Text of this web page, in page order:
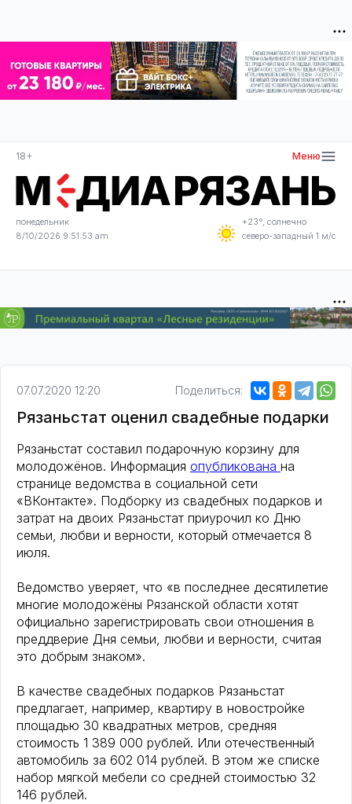
18+ Меню
понедельник
8/10/2026 9:51:53 am
+23°, солнечно
северо-западный 1 м/с
07.07.2020 12:20 Поделиться:
Рязаньстат оценил свадебные подарки
Рязаньстат составил подарочную корзину для
молодожёнов. Информация опубликована на
странице ведомства в социальной сети
«ВКонтакте». Подборку из свадебных подарков и
затрат на двоих Рязаньстат приурочил ко Дню
семьи, любви и верности, который отмечается 8
июля.
Ведомство уверяет, что «в последнее десятилетие
многие молодожёны Рязанской области хотят
официально зарегистрировать свои отношения в
преддверие Дня семьи, любви и верности, считая
это добрым знаком».
В качестве свадебных подарков Рязаньстат
предлагает, например, квартиру в новостройке
площадью 30 квадратных метров, средняя
стоимость 1 389 000 рублей. Или отечественный
автомобиль за 602 014 рублей. В этом же списке
набор мягкой мебели со средней стоимостью 32
146 рублей.